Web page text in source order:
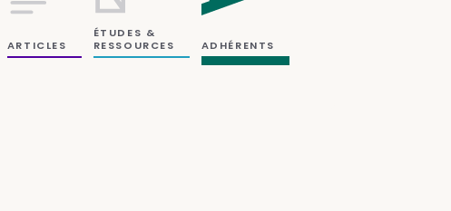
ARTICLES
ÉTUDES &
RESSOURCES
ADHÉRENTS